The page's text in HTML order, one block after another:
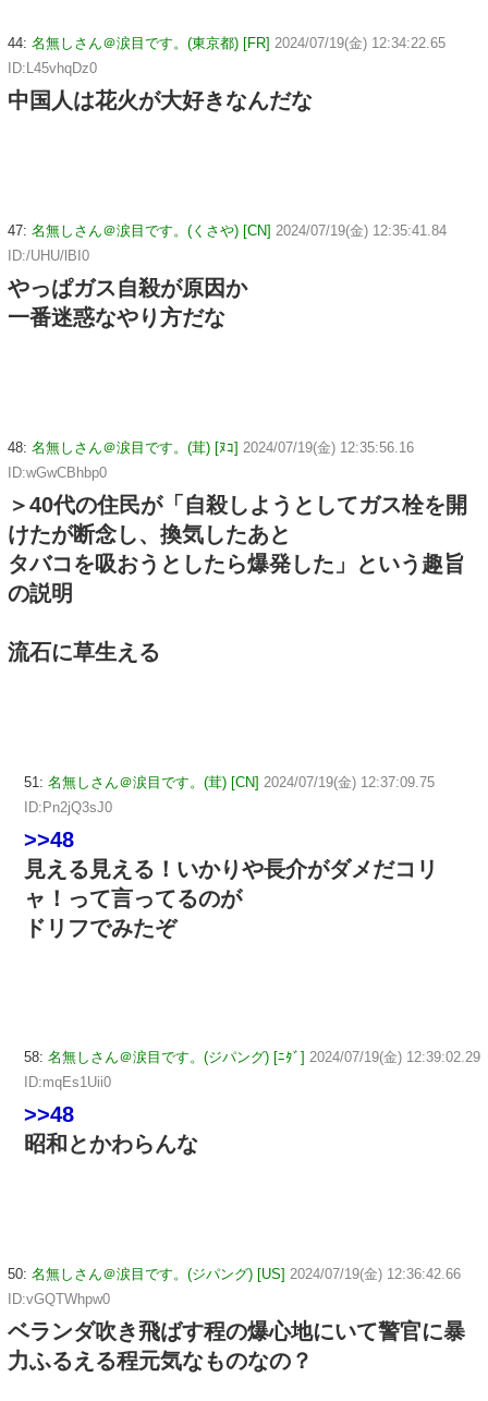
44: 名無しさん＠涙目です。(東京都) [FR] 2024/07/19(金) 12:34:22.65
ID:L45vhqDz0
中国人は花火が大好きなんだな
47: 名無しさん＠涙目です。(くさや) [CN] 2024/07/19(金) 12:35:41.84
ID:/UHU/lBI0
やっぱガス自殺が原因か
一番迷惑なやり方だな
48: 名無しさん＠涙目です。(茸) [ﾇｺ] 2024/07/19(金) 12:35:56.16
ID:wGwCBhbp0
＞40代の住民が「自殺しようとしてガス栓を開
けたが断念し、換気したあと
タバコを吸おうとしたら爆発した」という趣旨
の説明
流石に草生える
51: 名無しさん＠涙目です。(茸) [CN] 2024/07/19(金) 12:37:09.75
ID:Pn2jQ3sJ0
>>48
見える見える！いかりや長介がダメだコリ
ャ！って言ってるのが
ドリフでみたぞ
58: 名無しさん＠涙目です。(ジパング) [ﾆﾀﾞ] 2024/07/19(金) 12:39:02.29
ID:mqEs1Uii0
>>48
昭和とかわらんな
50: 名無しさん＠涙目です。(ジパング) [US] 2024/07/19(金) 12:36:42.66
ID:vGQTWhpw0
ベランダ吹き飛ばす程の爆心地にいて警官に暴
力ふるえる程元気なものなの？